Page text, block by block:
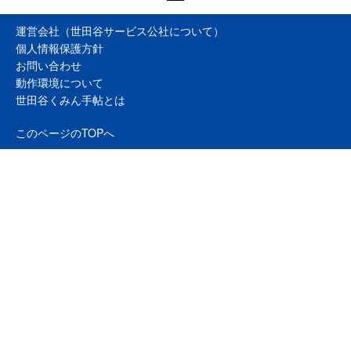
運営会社（世田谷サービス公社について）
個人情報保護方針
お問い合わせ
動作環境について
世田谷くみん手帖とは
このページのTOPへ